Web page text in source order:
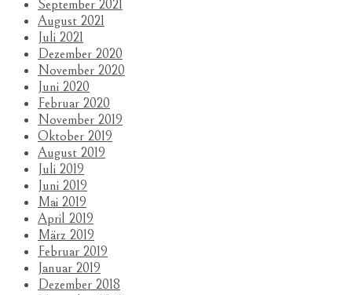
September 2021
August 2021
Juli 2021
Dezember 2020
November 2020
Juni 2020
Februar 2020
November 2019
Oktober 2019
August 2019
Juli 2019
Juni 2019
Mai 2019
April 2019
März 2019
Februar 2019
Januar 2019
Dezember 2018